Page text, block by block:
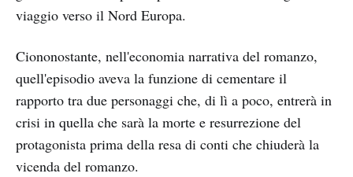
viaggio verso il Nord Europa.
Ciononostante, nell'economia narrativa del romanzo,
quell'episodio aveva la funzione di cementare il
rapporto tra due personaggi che, di lì a poco, entrerà in
crisi in quella che sarà la morte e resurrezione del
protagonista prima della resa di conti che chiuderà la
vicenda del romanzo.